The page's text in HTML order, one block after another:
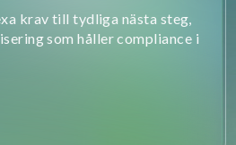
krav till tydliga nästa steg,
som håller compliance i